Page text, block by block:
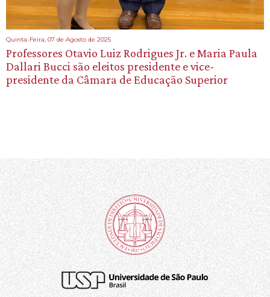
Quinta-Feira, 07 de Agosto de 2025
Professores Otavio Luiz Rodrigues Jr. e Maria Paula
Dallari Bucci são eleitos presidente e vice-
presidente da Câmara de Educação Superior